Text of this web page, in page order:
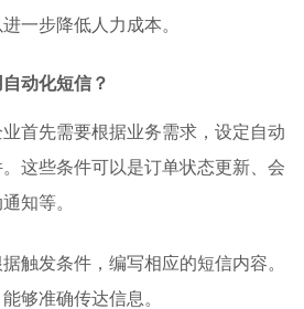
一步降低人力成本。
动化短信？
业首先需要根据业务需求，设定自动
这些条件可以是订单状态更新、会
知等。
据触发条件，编写相应的短信内容。
够准确传达信息。